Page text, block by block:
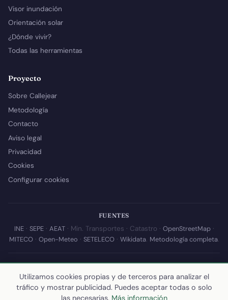
Visor inundación
Orientación solar
¿Dónde vivir?
Todas las herramientas
Proyecto
Sobre Callejear
Metodología
Contacto
Aviso legal
Privacidad
Cookies
Configurar cookies
FUENTES
INE· SEPE· AEAT· Min. Transportes · Catastro · OpenStreetMap·
MITECO· Open-Meteo · SETELECO· Wikidata. Metodología completa.
© 2026 Callejear.com — Directorio municipal de España con datos
abiertos. Desarrollado y mantenido porYoel Castaño.
Última actualización de esta página:10 de julio de 2026
Utilizamos cookies propias y de terceros para analizar el
tráfico y mostrar publicidad. Puedes aceptar todas o solo
las necesarias. Más información